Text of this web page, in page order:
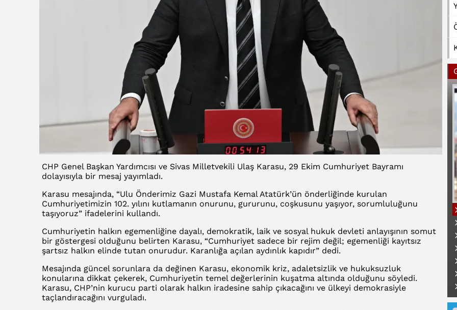
CHP Genel Başkan Yardımcısı ve Sivas Milletvekili Ulaş Karasu, 29 Ekim Cumhuriyet Bayramı
dolayısıyla bir mesaj yayımladı.
Karasu mesajında, “Ulu Önderimiz Gazi Mustafa Kemal Atatürk’ün önderliğinde kurulan
Cumhuriyetimizin 102. yılını kutlamanın onurunu, gururunu, coşkusunu yaşıyor, sorumluluğunu
taşıyoruz” ifadelerini kullandı.
Cumhuriyetin halkın egemenliğine dayalı, demokratik, laik ve sosyal hukuk devleti anlayışının somut
bir göstergesi olduğunu belirten Karasu, “Cumhuriyet sadece bir rejim değil; egemenliği kayıtsız
şartsız halkın elinde tutan onurudur. Karanlığa açılan aydınlık kapıdır” dedi.
Mesajında güncel sorunlara da değinen Karasu, ekonomik kriz, adaletsizlik ve hukuksuzluk
konularına dikkat çekerek, Cumhuriyetin temel değerlerinin kuşatma altında olduğunu söyledi.
Karasu, CHP’nin kurucu parti olarak halkın iradesine sahip çıkacağını ve ülkeyi demokrasiyle
taçlandıracağını vurguladı.